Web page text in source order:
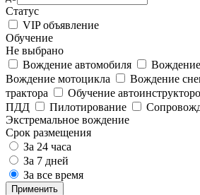
Статус
VIP объявление
Обучение
Не выбрано
Вождение автомобиля
Вождение мотоцикла
Вождение
трактора
Обучение
ПДД
Пилотирование
Экстремальное вождение
Срок размещения
За 24 часа
За 7 дней
За все время
Применить